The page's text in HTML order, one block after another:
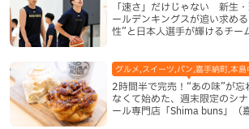
「速さ」だけじゃない 新生
ールデンキングスが追い求め
性”と日本人選手が輝けるチー
2時間半で完売！“あの味”が忘
なくて始めた、週末限定のシ
ール専門店「Shima buns」（
グルメ,スイーツ,パン,嘉手納町,本島